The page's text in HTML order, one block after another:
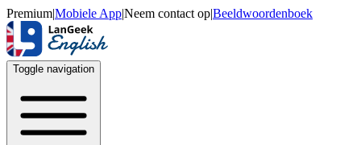
Premium|Mobiele App|Neem contact op|Beeldwoordenboek
Toggle navigation